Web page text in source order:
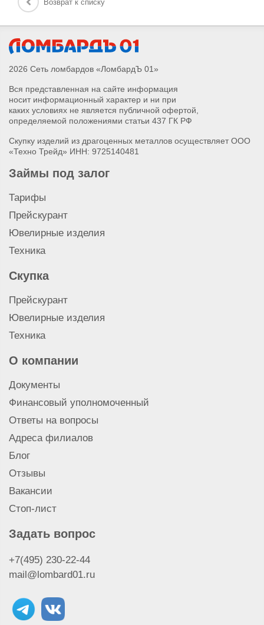
Возврат к списку
2026 Сеть ломбардов «ЛомбардЪ 01»
Вся представленная на сайте информация
носит информационный характер и ни при
каких условиях не является публичной офертой,
определяемой положениями статьи 437 ГК РФ
Скупку изделий из драгоценных металлов осуществляет ООО
«Техно Трейд» ИНН: 9725140481
Займы под залог
Тарифы
Прейскурант
Ювелирные изделия
Техника
Скупка
Прейскурант
Ювелирные изделия
Техника
О компании
Документы
Финансовый уполномоченный
Ответы на вопросы
Адреса филиалов
Блог
Отзывы
Вакансии
Стоп-лист
Задать вопрос
+7(495) 230-22-44
mail@lombard01.ru